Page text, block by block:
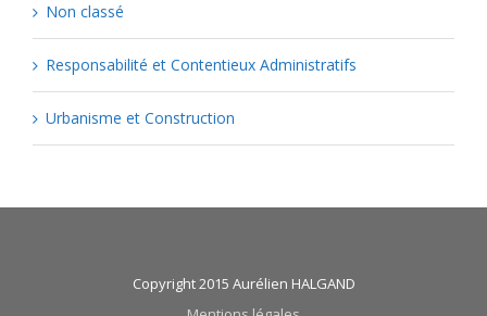
Non classé
Responsabilité et Contentieux Administratifs
Urbanisme et Construction
Copyright 2015 Aurélien HALGAND